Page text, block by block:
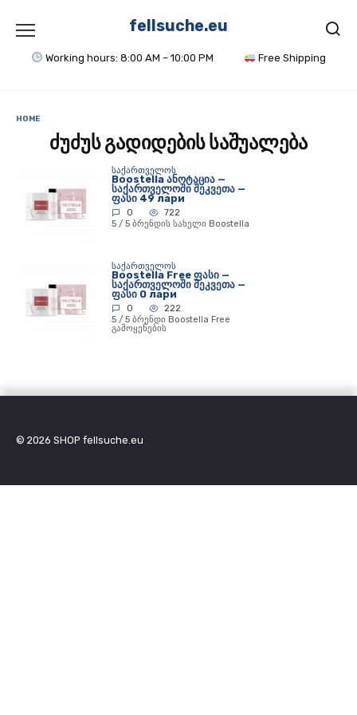
content
fellsuche.eu
Working hours: 8:00 AM – 10:00 PM Free Shipping
HOME
ძუძუს გადიდების საშუალება
ᲡᲐᲥᲐᲠᲗᲕᲔᲚᲝᲡ
Boostella ანოტაცია —
საქართველოში შეკვეთა —
ფასი 49 лари
0
722
5 / 5 ბრენდის სახელი Boostella
ᲡᲐᲥᲐᲠᲗᲕᲔᲚᲝᲡ
Boostella Free ფასი —
საქართველოში შეკვეთა —
ფასი 0 лари
0
222
5 / 5 ბრენდი Boostella Free
გამოყენების
© 2026 SHOP fellsuche.eu